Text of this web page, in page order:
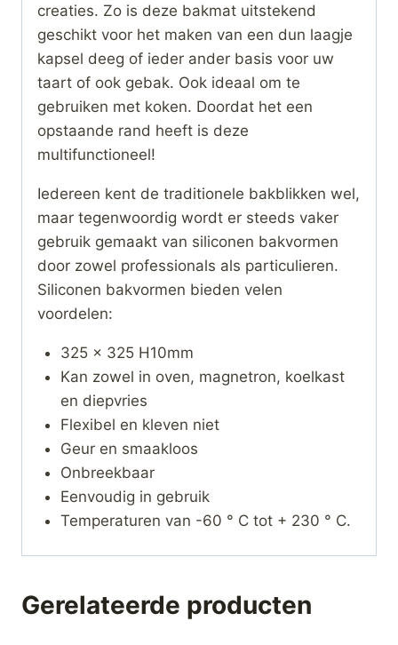
creaties. Zo is deze bakmat uitstekend
geschikt voor het maken van een dun laagje
kapsel deeg of ieder ander basis voor uw
taart of ook gebak. Ook ideaal om te
gebruiken met koken. Doordat het een
opstaande rand heeft is deze
multifunctioneel!
Iedereen kent de traditionele bakblikken wel,
maar tegenwoordig wordt er steeds vaker
gebruik gemaakt van siliconen bakvormen
door zowel professionals als particulieren.
Siliconen bakvormen bieden velen
voordelen:
325 x 325 H10mm
Kan zowel in oven, magnetron, koelkast
en diepvries
Flexibel en kleven niet
Geur en smaakloos
Onbreekbaar
Eenvoudig in gebruik
Temperaturen van -60 ° C tot + 230 ° C.
Gerelateerde producten